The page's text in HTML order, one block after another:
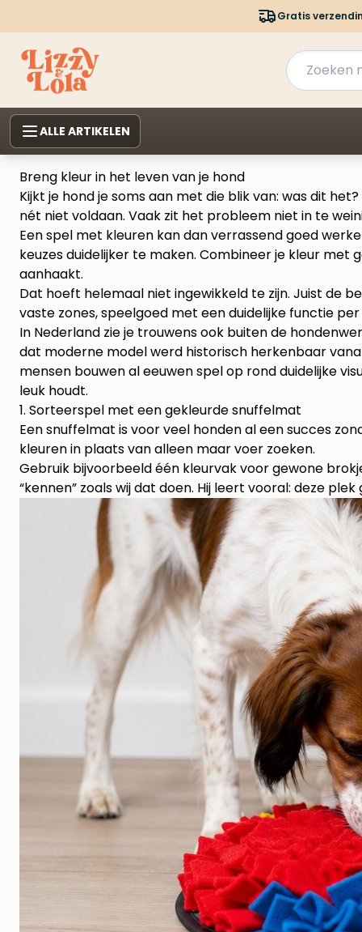
Gratis
ALLE ARTIKELEN
Breng kleur in het leven van je hond
Kijkt je hond je soms aan met die blik van: was dit
nét niet voldaan. Vaak zit het probleem niet in te
Een spel met kleuren kan dan verrassend goed
keuzes duidelijker te maken. Combineer je kleur
aanhaakt.
Dat hoeft helemaal niet ingewikkeld te zijn. Juist de
vaste zones, speelgoed met een duidelijke functie
In Nederland zie je trouwens ook buiten de
dat moderne model werd historisch herkenbaar
mensen bouwen al eeuwen spel op rond duidelijke
leuk houdt.
1. Sorteerspel met een gekleurde snuffelmat
Een snuffelmat is voor veel honden al een succes
kleuren in plaats van alleen maar voer zoeken.
Gebruik bijvoorbeeld één kleurvak voor gewone
“kennen” zoals wij dat doen. Hij leert vooral: deze